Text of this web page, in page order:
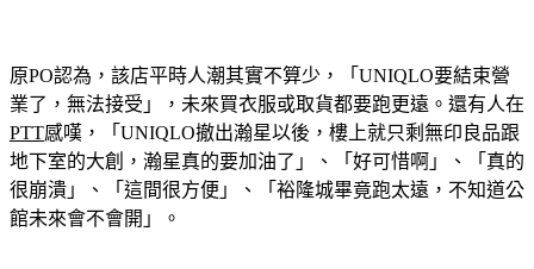
原PO認為，該店平時人潮其實不算少，「UNIQLO要結束營
業了，無法接受」，未來買衣服或取貨都要跑更遠。還有人在
PTT感嘆，「UNIQLO撤出瀚星以後，樓上就只剩無印良品跟
地下室的大創，瀚星真的要加油了」、「好可惜啊」、「真的
很崩潰」、「這間很方便」、「裕隆城畢竟跑太遠，不知道公
館未來會不會開」。